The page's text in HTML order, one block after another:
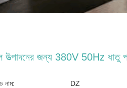
উত্পাদনের জন্য 380V 50Hz ধাতু
নাম: DZ